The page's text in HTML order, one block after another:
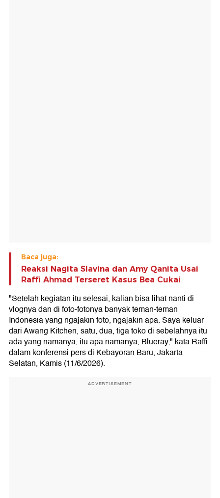
Baca juga:
Reaksi Nagita Slavina dan Amy Qanita Usai
Raffi Ahmad Terseret Kasus Bea Cukai
"Setelah kegiatan itu selesai, kalian bisa lihat nanti di
vlognya dan di foto-fotonya banyak teman-teman
Indonesia yang ngajakin foto, ngajakin apa. Saya keluar
dari Awang Kitchen, satu, dua, tiga toko di sebelahnya itu
ada yang namanya, itu apa namanya, Blueray," kata Raffi
dalam konferensi pers di Kebayoran Baru, Jakarta
Selatan, Kamis (11/6/2026).
ADVERTISEMENT